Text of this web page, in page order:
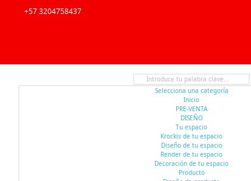
+57 3204758437
Selecciona una categoría
Inicio
PRE-VENTA
DISEÑO
Tu espacio
Krockis de tu espacio
Diseño de tu espacio
Render de tu espacio
Decoración de tu espacio
Producto